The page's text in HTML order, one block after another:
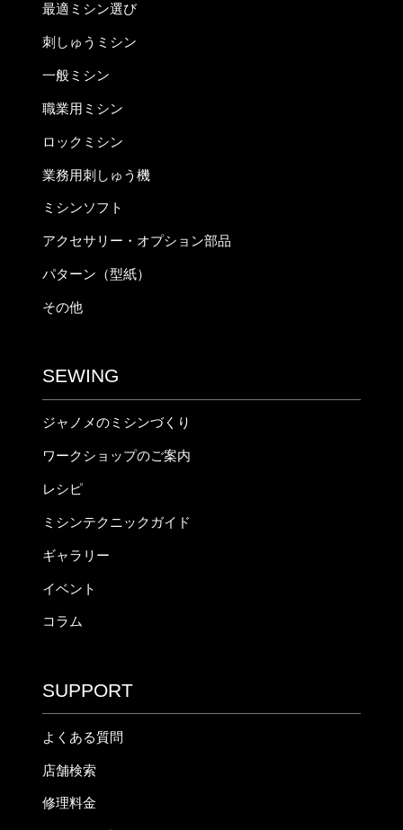
最適ミシン選び
刺しゅうミシン
一般ミシン
職業用ミシン
ロックミシン
業務用刺しゅう機
ミシンソフト
アクセサリー・オプション部品
パターン（型紙）
その他
SEWING
ジャノメのミシンづくり
ワークショップのご案内
レシピ
ミシンテクニックガイド
ギャラリー
イベント
コラム
SUPPORT
よくある質問
店舗検索
修理料金